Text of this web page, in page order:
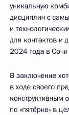
уникальную
дисциплин с
и
для контактов и
2024 года в
В заключение
в ходе своего
конструктивным
по «пятёрке» в